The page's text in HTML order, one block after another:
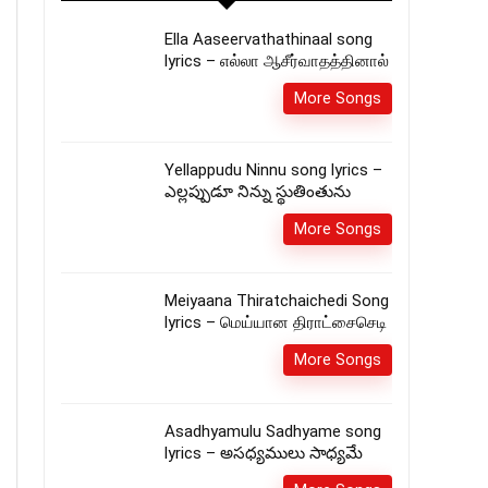
Ella Aaseervathathinaal song
lyrics – எல்லா ஆசீர்வாதத்தினால்
More Songs
Yellappudu Ninnu song lyrics –
ఎల్లప్పుడూ నిన్ను స్థుతింతును
More Songs
Meiyaana Thiratchaichedi Song
lyrics – மெய்யான திராட்சைசெடி
More Songs
Asadhyamulu Sadhyame song
lyrics – అసధ్యములు సాధ్యమే